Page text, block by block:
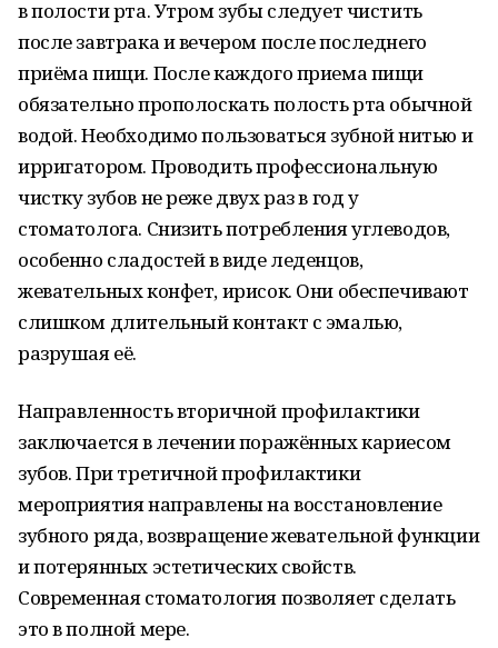
в полости рта. Утром зубы следует чистить
после завтрака и вечером после последнего
приёма пищи. После каждого приема пищи
обязательно прополоскать полость рта обычной
водой. Необходимо пользоваться зубной нитью и
ирригатором. Проводить профессиональную
чистку зубов не реже двух раз в год у
стоматолога. Снизить потребления углеводов,
особенно сладостей в виде леденцов,
жевательных конфет, ирисок. Они обеспечивают
слишком длительный контакт с эмалью,
разрушая её.
Направленность вторичной профилактики
заключается в лечении поражённых кариесом
зубов. При третичной профилактики
мероприятия направлены на восстановление
зубного ряда, возвращение жевательной функции
и потерянных эстетических свойств.
Современная стоматология позволяет сделать
это в полной мере.